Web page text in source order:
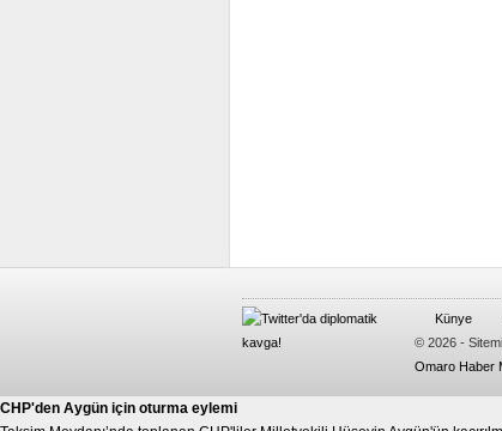
Künye
© 2026 -
Omaro Haber
CHP'den Aygün için oturma eylemi